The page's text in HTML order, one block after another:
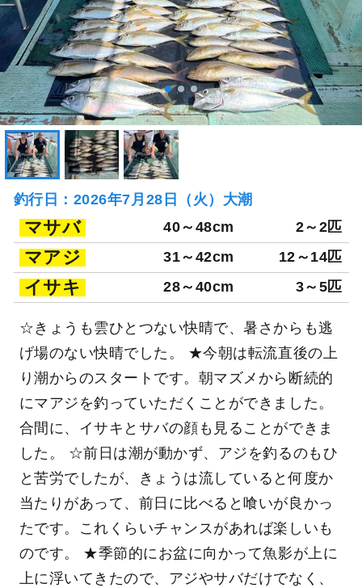
釣行日：2026年7月28日（火）大潮
マサバ 40～48cm 2～2匹
マアジ 31～42cm 12～14匹
イサキ 28～40cm 3～5匹
☆きょうも雲ひとつない快晴で、暑さからも逃
げ場のない快晴でした。 ★今朝は転流直後の上
り潮からのスタートです。朝マズメから断続的
にマアジを釣っていただくことができました。
合間に、イサキとサバの顔も見ることができま
した。 ☆前日は潮が動かず、アジを釣るのもひ
と苦労でしたが、きょうは流していると何度か
当たりがあって、前日に比べると喰いが良かっ
たです。これくらいチャンスがあれば楽しいも
のです。 ★季節的にお盆に向かって魚影が上に
上に浮いてきたので、アジやサバだけでなく、